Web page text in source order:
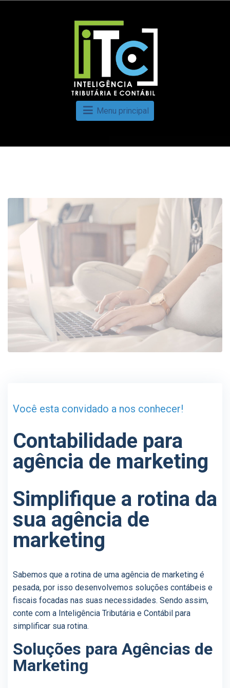
Menu principal
Você esta convidado a nos conhecer!
Contabilidade para
agência de marketing
Simplifique a rotina da
sua agência de
marketing
Sabemos que a rotina de uma agência de marketing é
pesada, por isso desenvolvemos soluções contábeis e
fiscais focadas nas suas necessidades. Sendo assim,
conte com a Inteligência Tributária e Contábil para
simplificar sua rotina.
Soluções para Agências de
Marketing